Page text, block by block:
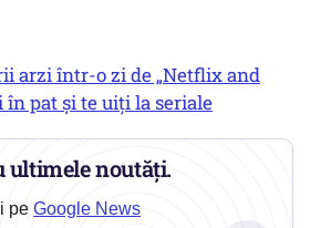
arzi într-o zi de „Netflix and
în pat și te uiți la seriale
ultimele noutăți.
pe Google News